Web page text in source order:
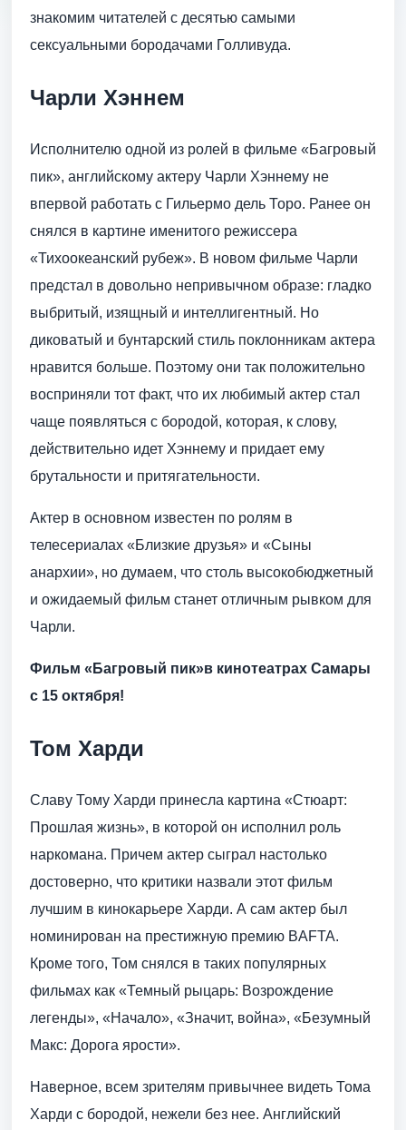
знакомим читателей с десятью самыми
сексуальными бородачами Голливуда.
Чарли Хэннем
Исполнителю одной из ролей в фильме «Багровый
пик», английскому актеру Чарли Хэннему не
впервой работать с Гильермо дель Торо. Ранее он
снялся в картине именитого режиссера
«Тихоокеанский рубеж». В новом фильме Чарли
предстал в довольно непривычном образе: гладко
выбритый, изящный и интеллигентный. Но
диковатый и бунтарский стиль поклонникам актера
нравится больше. Поэтому они так положительно
восприняли тот факт, что их любимый актер стал
чаще появляться с бородой, которая, к слову,
действительно идет Хэннему и придает ему
брутальности и притягательности.
Актер в основном известен по ролям в
телесериалах «Близкие друзья» и «Сыны
анархии», но думаем, что столь высокобюджетный
и ожидаемый фильм станет отличным рывком для
Чарли.
Фильм «Багровый пик»в кинотеатрах Самары
с 15 октября!
Том Харди
Славу Тому Харди принесла картина «Стюарт:
Прошлая жизнь», в которой он исполнил роль
наркомана. Причем актер сыграл настолько
достоверно, что критики назвали этот фильм
лучшим в кинокарьере Харди. А сам актер был
номинирован на престижную премию BAFTA.
Кроме того, Том снялся в таких популярных
фильмах как «Темный рыцарь: Возрождение
легенды», «Начало», «Значит, война», «Безумный
Макс: Дорога ярости».
Наверное, всем зрителям привычнее видеть Тома
Харди с бородой, нежели без нее. Английский